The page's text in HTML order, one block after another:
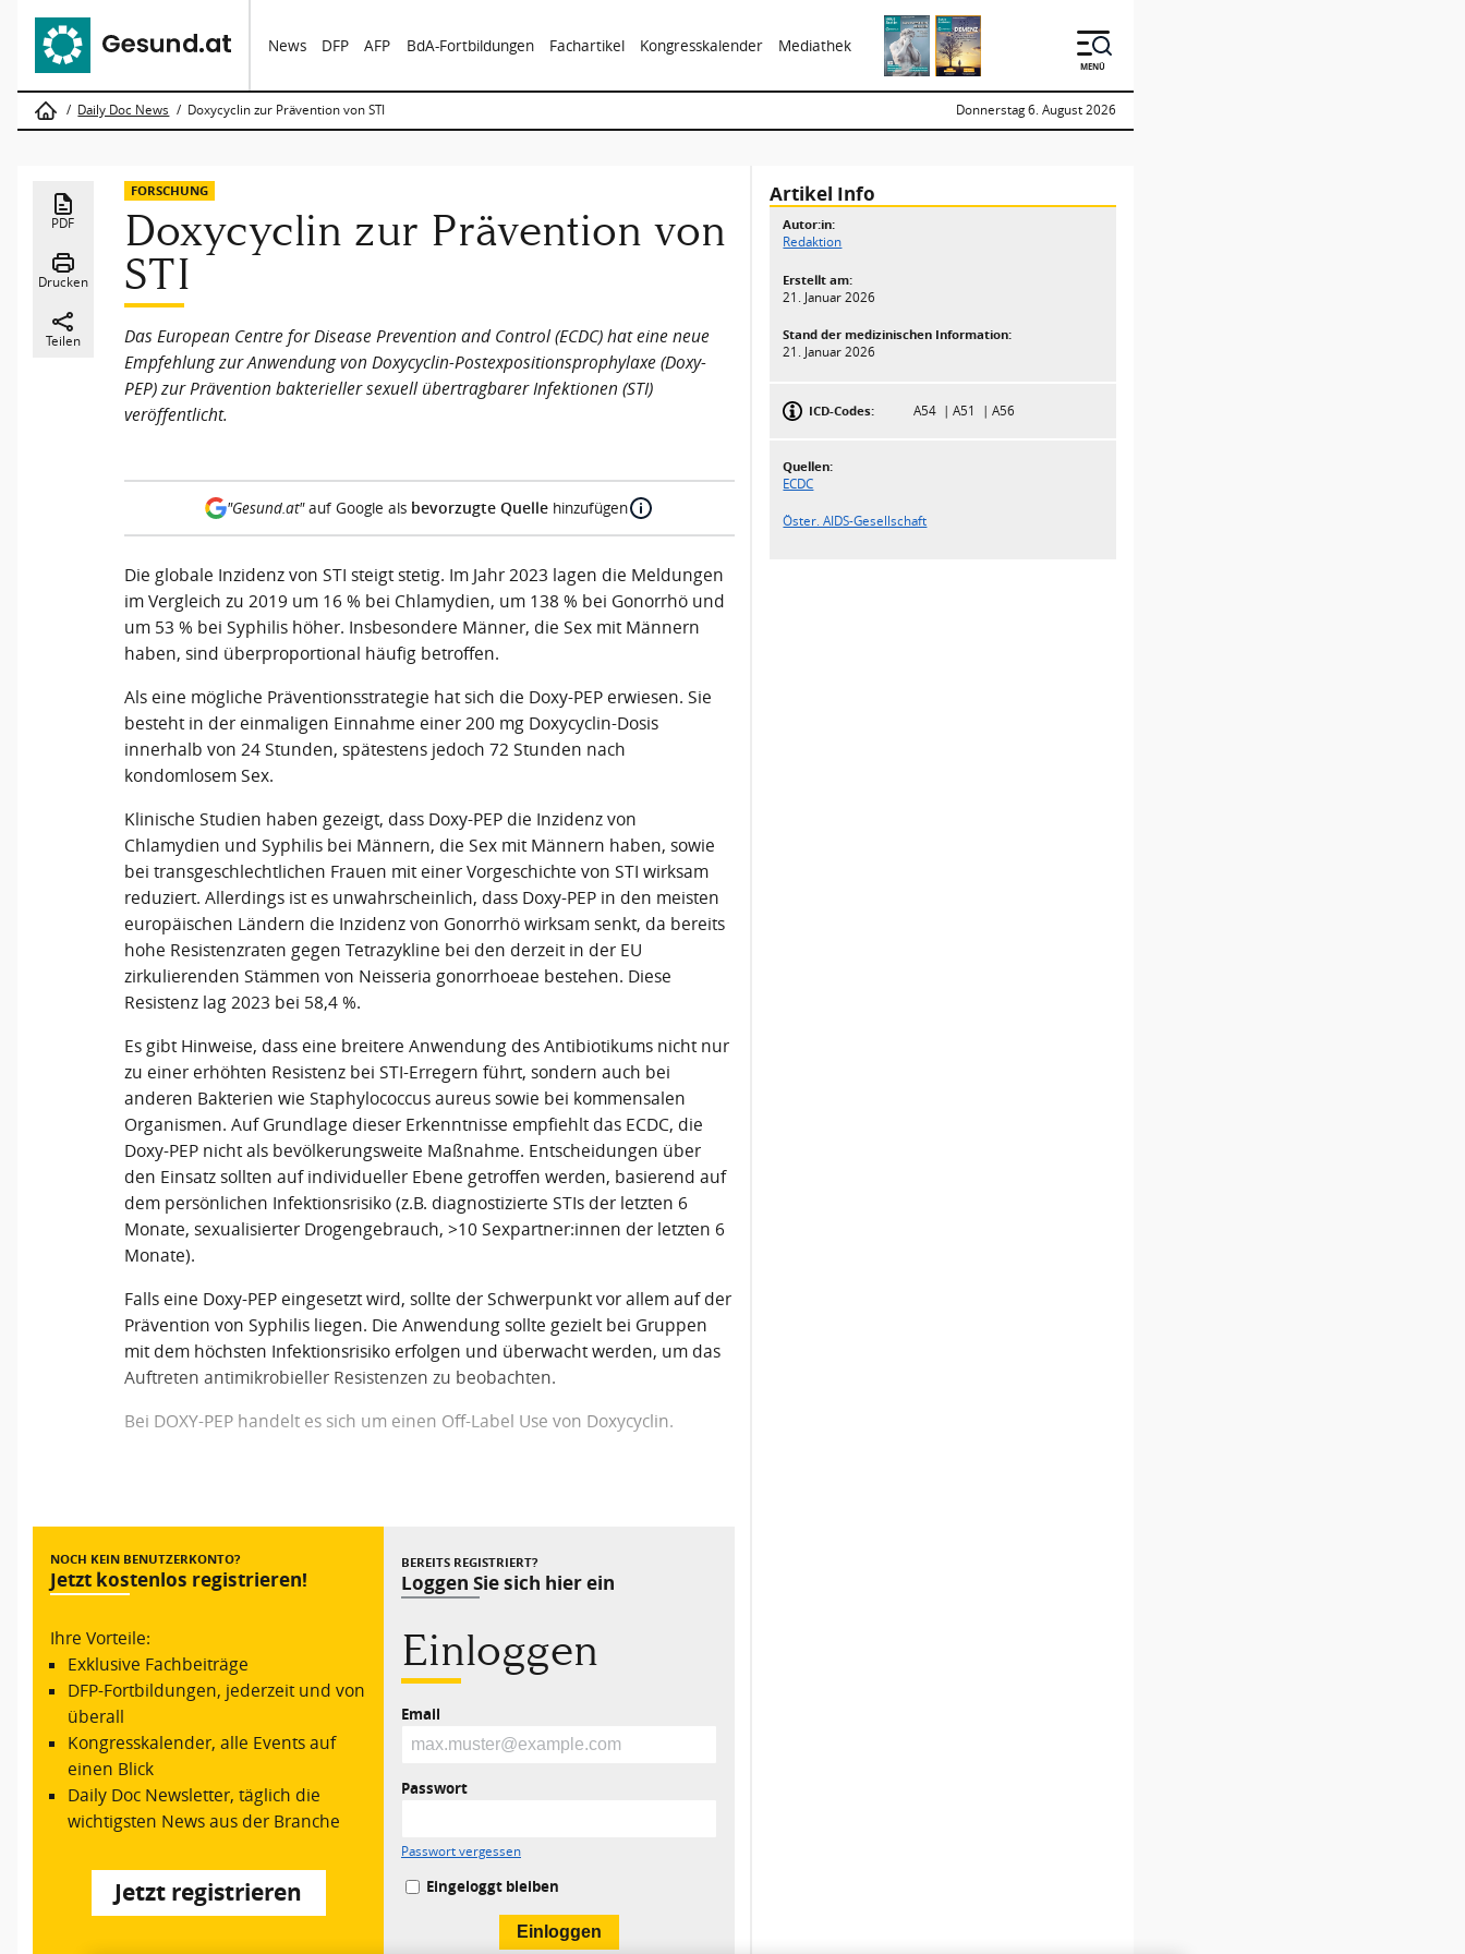
News DFP AFP BdA-Fortbildungen Fachartikel Kongresskalender Mediathek
MENÜ
Daily Doc News Doxycyclin zur Prävention von STI Donnerstag 6. August 2026
PDF
Drucken
Teilen
FORSCHUNG
Doxycyclin zur Prävention von
STI
Das European Centre for Disease Prevention and Control (ECDC) hat eine neue
Empfehlung zur Anwendung von Doxycyclin-Postexpositionsprophylaxe (Doxy-
PEP) zur Prävention bakterieller sexuell übertragbarer Infektionen (STI)
veröffentlicht.
"Gesund.at"auf Google als bevorzugte Quellehinzufügen
Die globale Inzidenz von STI steigt stetig. Im Jahr 2023 lagen die Meldungen
im Vergleich zu 2019 um 16 % bei Chlamydien, um 138 % bei Gonorrhö und
um 53 % bei Syphilis höher. Insbesondere Männer, die Sex mit Männern
haben, sind überproportional häufig betroffen.
Als eine mögliche Präventionsstrategie hat sich die Doxy-PEP erwiesen. Sie
besteht in der einmaligen Einnahme einer 200 mg Doxycyclin-Dosis
innerhalb von 24 Stunden, spätestens jedoch 72 Stunden nach
kondomlosem Sex.
Klinische Studien haben gezeigt, dass Doxy-PEP die Inzidenz von
Chlamydien und Syphilis bei Männern, die Sex mit Männern haben, sowie
bei transgeschlechtlichen Frauen mit einer Vorgeschichte von STI wirksam
reduziert. Allerdings ist es unwahrscheinlich, dass Doxy-PEP in den meisten
europäischen Ländern die Inzidenz von Gonorrhö wirksam senkt, da bereits
hohe Resistenzraten gegen Tetrazykline bei den derzeit in der EU
zirkulierenden Stämmen von Neisseria gonorrhoeae bestehen. Diese
Resistenz lag 2023 bei 58,4 %.
Es gibt Hinweise, dass eine breitere Anwendung des Antibiotikums nicht nur
zu einer erhöhten Resistenz bei STI-Erregern führt, sondern auch bei
anderen Bakterien wie Staphylococcus aureus sowie bei kommensalen
Organismen. Auf Grundlage dieser Erkenntnisse empfiehlt das ECDC, die
Doxy-PEP nicht als bevölkerungsweite Maßnahme. Entscheidungen über
den Einsatz sollten auf individueller Ebene getroffen werden, basierend auf
dem persönlichen Infektionsrisiko (z.B. diagnostizierte STIs der letzten 6
Monate, sexualisierter Drogengebrauch, >10 Sexpartner:innen der letzten 6
Monate).
Falls eine Doxy-PEP eingesetzt wird, sollte der Schwerpunkt vor allem auf der
Prävention von Syphilis liegen. Die Anwendung sollte gezielt bei Gruppen
mit dem höchsten Infektionsrisiko erfolgen und überwacht werden, um das
Auftreten antimikrobieller Resistenzen zu beobachten.
Bei DOXY-PEP handelt es sich um einen Off-Label Use von Doxycyclin.
NOCH KEIN BENUTZERKONTO?
Jetzt kostenlos registrieren!
Ihre Vorteile:
Exklusive Fachbeiträge
DFP-Fortbildungen, jederzeit und von
überall
Kongresskalender, alle Events auf
einen Blick
Daily Doc Newsletter, täglich die
wichtigsten News aus der Branche
Jetzt registrieren
BEREITS REGISTRIERT?
Loggen Sie sich hier ein
Einloggen
Email
Passwort
Passwort vergessen
Eingeloggt bleiben
Artikel Info
Autor:in:
Redaktion
Erstellt am:
21. Januar 2026
Stand der medizinischen Information:
21. Januar 2026
ICD-Codes: A54 A51 A56
Quellen:
ECDC
Öster. AIDS-Gesellschaft